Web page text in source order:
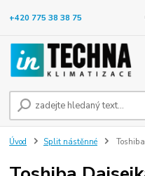
+420 775 38 38 75
Úvod Split nástěnné